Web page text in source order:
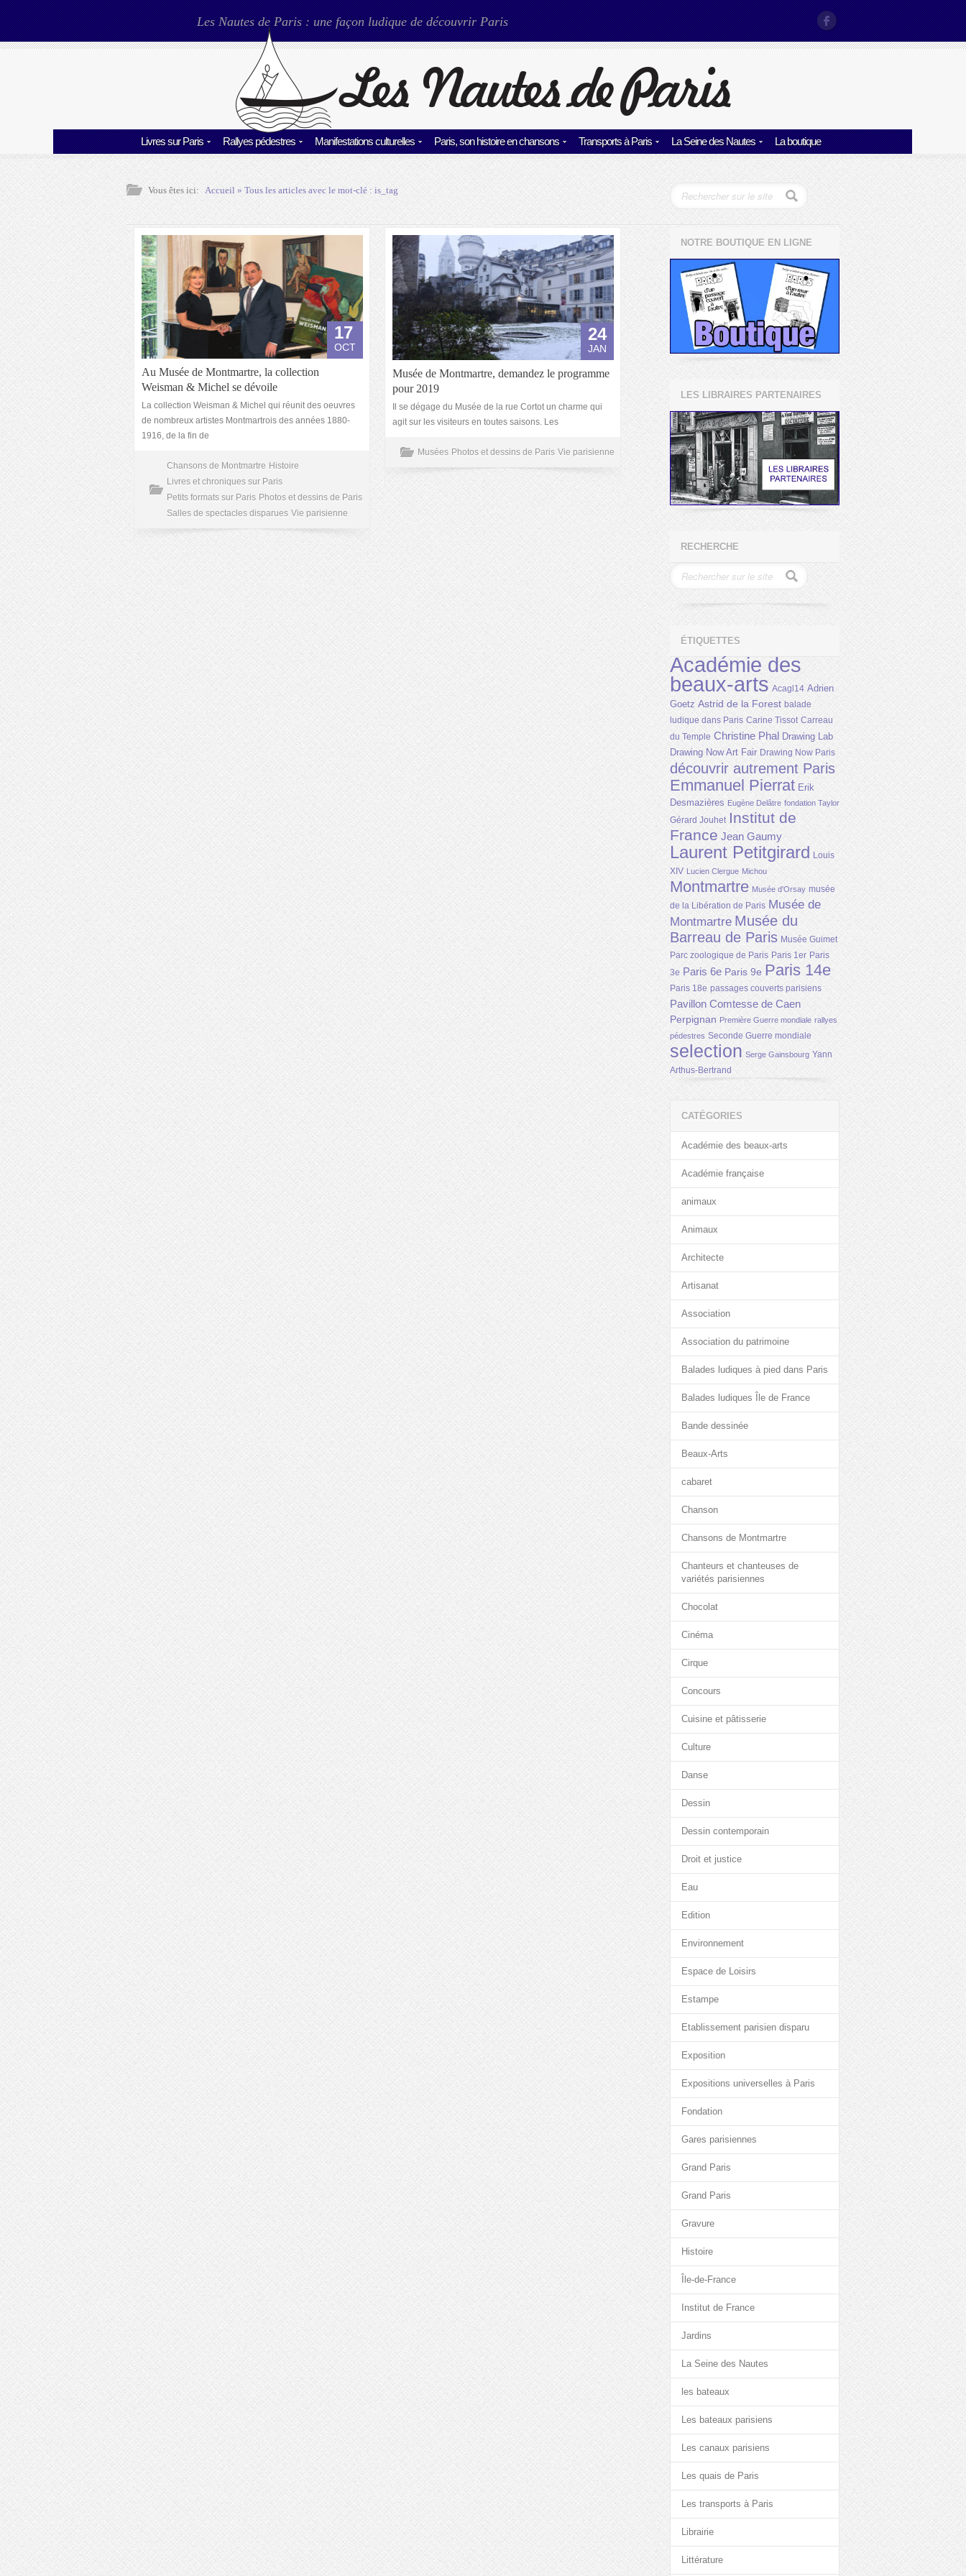
Les Nautes de Paris : une façon ludique de découvrir Paris
Livres sur Paris Rallyes pédestres Manifestations culturelles Paris, son histoire en chansons Transports à Paris La Seine des Nautes La boutique
Vous êtes ici: Accueil» Tous les articles avec le mot-clé :is_tag
17
OCT
Au Musée de Montmartre, la collection
Weisman & Michel se dévoile
La collection Weisman & Michel qui réunit des oeuvres
de nombreux artistes Montmartrois des années 1880-
1916, de la fin de
Chansons de Montmartre Histoire
Livres et chroniques sur Paris
Petits formats sur Paris Photos et dessins de Paris
Salles de spectacles disparues Vie parisienne
24
JAN
Musée de Montmartre, demandez le programme
pour 2019
Il se dégage du Musée de la rue Cortot un charme qui
agit sur les visiteurs en toutes saisons. Les
Musées Photos et dessins de Paris Vie parisienne
NOTRE BOUTIQUE EN LIGNE
LES LIBRAIRES PARTENAIRES
RECHERCHE
ÉTIQUETTES
Académie des
beaux-arts Acagl14 Adrien
Goetz Astrid de la Forest balade
ludique dans Paris Carine Tissot Carreau
du Temple Christine Phal Drawing Lab
Drawing Now Art Fair Drawing Now Paris
découvrir autrement Paris
Emmanuel Pierrat Erik
Desmazières Eugène Delâtre fondation Taylor
Gérard Jouhet Institut de
France Jean Gaumy
Laurent Petitgirard Louis
XIV Lucien Clergue Michou
Montmartre Musée d'Orsay musée
de la Libération de Paris Musée de
Montmartre Musée du
Barreau de Paris Musée Guimet
Parc zoologique de Paris Paris 1er Paris
3e Paris 6e Paris 9e Paris 14e
Paris 18e passages couverts parisiens
Pavillon Comtesse de Caen
Perpignan Première Guerre mondiale rallyes
pédestres Seconde Guerre mondiale
selection Serge Gainsbourg Yann
Arthus-Bertrand
CATÉGORIES
Académie des beaux-arts
Académie française
animaux
Animaux
Architecte
Artisanat
Association
Association du patrimoine
Balades ludiques à pied dans Paris
Balades ludiques Île de France
Bande dessinée
Beaux-Arts
cabaret
Chanson
Chansons de Montmartre
Chanteurs et chanteuses de
variétés parisiennes
Chocolat
Cinéma
Cirque
Concours
Cuisine et pâtisserie
Culture
Danse
Dessin
Dessin contemporain
Droit et justice
Eau
Edition
Environnement
Espace de Loisirs
Estampe
Etablissement parisien disparu
Exposition
Expositions universelles à Paris
Fondation
Gares parisiennes
Grand Paris
Grand Paris
Gravure
Histoire
Île-de-France
Institut de France
Jardins
La Seine des Nautes
les bateaux
Les bateaux parisiens
Les canaux parisiens
Les quais de Paris
Les transports à Paris
Librairie
Littérature